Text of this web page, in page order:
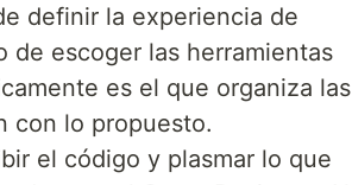
definir la experiencia de
de escoger las herramientas
es el que organiza las
con lo propuesto.
el código y plasmar lo que